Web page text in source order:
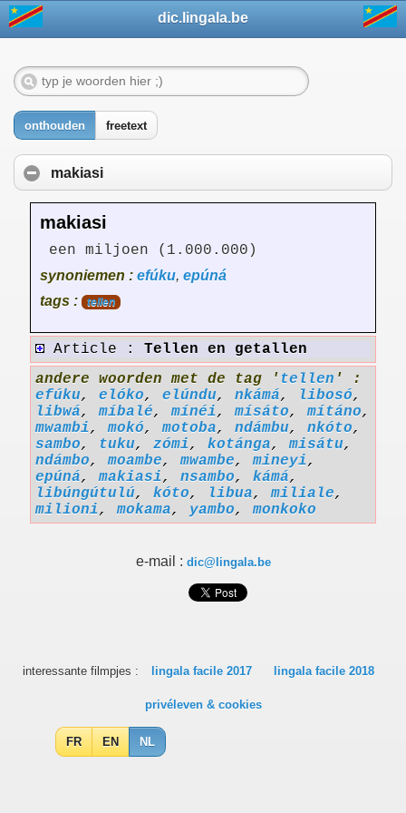
dic.lingala.be
onthouden freetext
makiasi
makiasi
een miljoen (1.000.000)
synoniemen : efúku, epúná
tags :
tellen
Article : Tellen en getallen
andere woorden met de tag ' tellen ' :
efúku, elóko, elúndu, nkámá, libosó,
libwá,míbalé,mínéi,mísáto,mítáno,
mwambi,mokó,motoba, ndámbu, nkóto,
sambo, tuku, zómi, kotánga,misátu,
ndámbo,moambe,mwambe,mineyi,
epúná,makiasi, nsambo, kámá,
libúngútulú, kóto, libua,miliale,
milioni,mokama, yambo,monkoko
e-mail : dic@lingala.be
interessante filmpjes : lingala facile 2017 lingala facile 2018
privéleven & cookies
FR EN NL